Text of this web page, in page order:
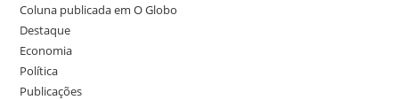
Coluna publicada em O Globo
Destaque
Economia
Política
Publicações